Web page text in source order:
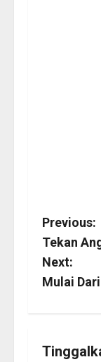
P
o
s
n
Previous:
Tekan
Next:
Mulai